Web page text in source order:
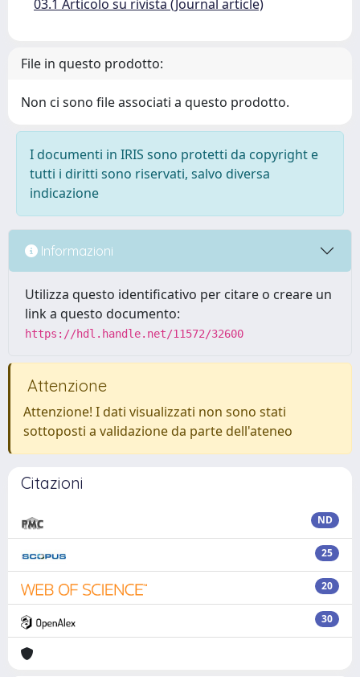
03.1 Articolo su rivista (Journal article)
File in questo prodotto:
Non ci sono file associati a questo prodotto.
I documenti in IRIS sono protetti da copyright e
tutti i diritti sono riservati, salvo diversa
indicazione
Informazioni
Utilizza questo identificativo per citare o creare un
link a questo documento:
https://hdl.handle.net/11572/32600
Attenzione
Attenzione! I dati visualizzati non sono stati
sottoposti a validazione da parte dell'ateneo
Citazioni
ND
25
20
30